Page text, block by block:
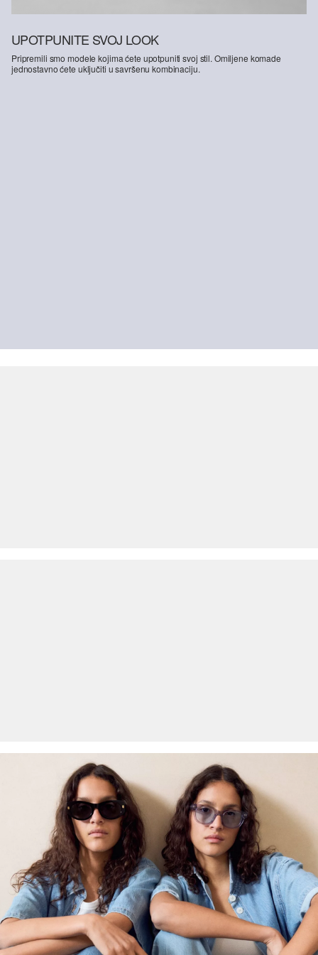
UPOTPUNITE SVOJ LOOK
Pripremili smo modele kojima ćete upotpuniti svoj stil. Omiljene komade
jednostavno ćete uključiti u savršenu kombinaciju.